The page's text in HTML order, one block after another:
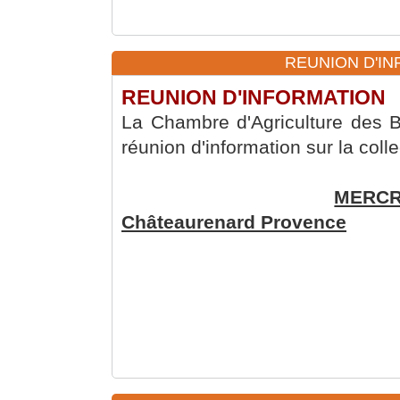
REUNION
REUNION D'INFORMATION
La Chambre d'Agriculture des
réunion d'information sur la
Châteaurenard Provence